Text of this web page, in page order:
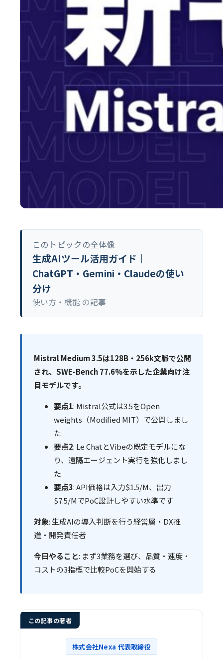
このトピックの全体像
生成AIツール活用ガイド｜
ChatGPT・Gemini・Claudeの使い
分け
使い方・機能 の記事
Mistral Medium 3.5は128B・256k文脈で公開
され、SWE-Bench 77.6%を示した企業向け注
目モデルです。
要点1: Mistral公式は3.5をOpen
weights（Modified MIT）で公開しまし
た
要点2: Le ChatとVibeの既定モデルにな
り、遠隔エージェント実行を強化しまし
た
要点3: API価格は入力$1.5/M、出力
$7.5/MでPoC設計しやすい水準です
対象: 生成AIの導入判断を行う経営層・DX推
進・開発責任者
今日やること: まず3業務を選び、品質・速度・
コストの3指標で比較PoCを開始する
この記事の著者
株式会社Nexa 代表取締役